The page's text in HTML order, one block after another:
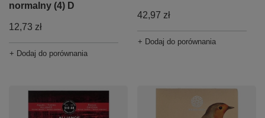
normalny (4) D
12,73 zł
+ Dodaj do porównania
42,97 zł
+ Dodaj do porównania